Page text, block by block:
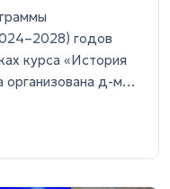
годов
курса «История
организована д-м…